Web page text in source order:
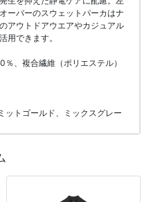
ーバーのスウェットパーカはナ
アウトドアウエアやカジュアル
用できます。
、複合繊維（ポリエステル）
ットゴールド、ミックスグレー